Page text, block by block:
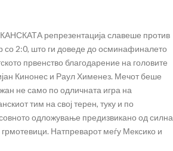
репрезентација славеше против
со 2:0, што ги доведе до осминафиналето
првенство благодарение на головите
Кинонес и Раул Хименез. Мечот беше
не само по одличната игра на
тим на свој терен, туку и по
одложување предизвикано од силна
грмотевици. Натпреварот меѓу Мексико и